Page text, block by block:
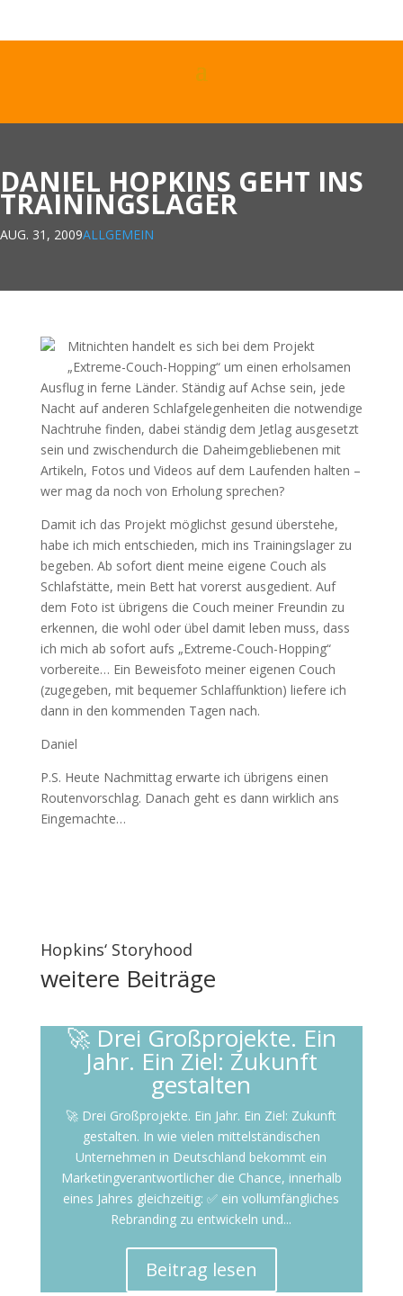
DANIEL HOPKINS GEHT INS
TRAININGSLAGER
AUG. 31, 2009ALLGEMEIN
Mitnichten handelt es sich bei dem Projekt
„Extreme-Couch-Hopping“ um einen erholsamen
Ausflug in ferne Länder. Ständig auf Achse sein, jede
Nacht auf anderen Schlafgelegenheiten die notwendige
Nachtruhe finden, dabei ständig dem Jetlag ausgesetzt
sein und zwischendurch die Daheimgebliebenen mit
Artikeln, Fotos und Videos auf dem Laufenden halten –
wer mag da noch von Erholung sprechen?
Damit ich das Projekt möglichst gesund überstehe,
habe ich mich entschieden, mich ins Trainingslager zu
begeben. Ab sofort dient meine eigene Couch als
Schlafstätte, mein Bett hat vorerst ausgedient. Auf
dem Foto ist übrigens die Couch meiner Freundin zu
erkennen, die wohl oder übel damit leben muss, dass
ich mich ab sofort aufs „Extreme-Couch-Hopping“
vorbereite… Ein Beweisfoto meiner eigenen Couch
(zugegeben, mit bequemer Schlaffunktion) liefere ich
dann in den kommenden Tagen nach.
Daniel
P.S. Heute Nachmittag erwarte ich übrigens einen
Routenvorschlag. Danach geht es dann wirklich ans
Eingemachte…
Hopkins‘ Storyhood
weitere Beiträge
🚀 Drei Großprojekte. Ein
Jahr. Ein Ziel: Zukunft
gestalten
🚀 Drei Großprojekte. Ein Jahr. Ein Ziel: Zukunft
gestalten. In wie vielen mittelständischen
Unternehmen in Deutschland bekommt ein
Marketingverantwortlicher die Chance, innerhalb
eines Jahres gleichzeitig: ✅ ein vollumfängliches
Rebranding zu entwickeln und...
Beitrag lesen